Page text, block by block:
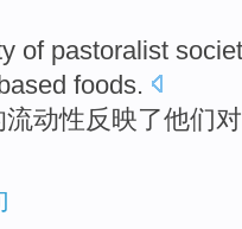
of pastoralist
foods.
流动性反映了他们对